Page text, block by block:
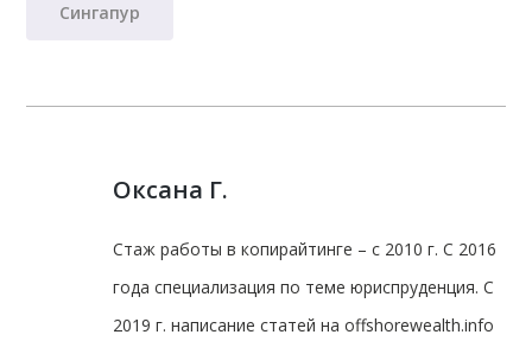
Сингапур
Оксана Г.
Стаж работы в копирайтинге – с 2010 г. С 2016
года специализация по теме юриспруденция. С
2019 г. написание статей на offshorewealth.info